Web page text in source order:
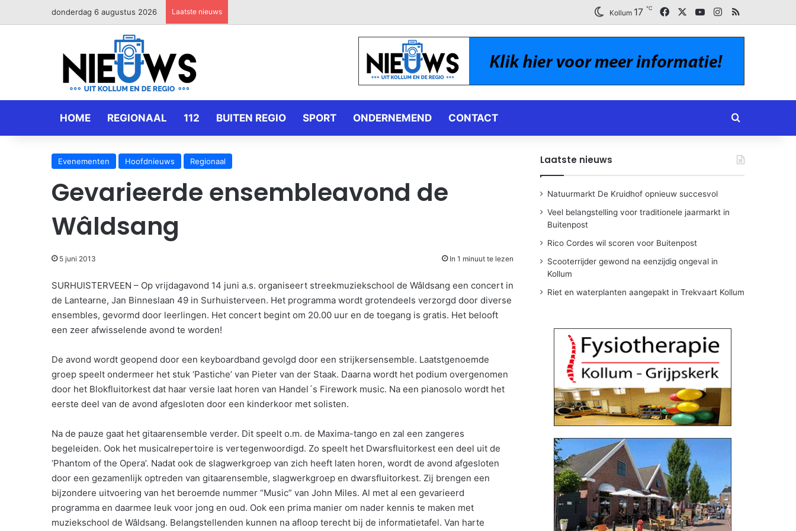
donderdag 6 augustus 2026 Laatste nieuws Kollum 17 ℃ FacebookYouTubeInstagram
RSS
HOME REGIONAAL 112 BUITEN REGIO SPORT ONDERNEMEND CONTACT Zoeken naar
Evenementen Hoofdnieuws Regionaal
Gevarieerde ensembleavond de
Wâldsang
5 juni 2013 In 1 minuut te lezen
SURHUISTERVEEN – Op vrijdagavond 14 juni a.s. organiseert streekmuziekschool de Wâldsang een concert in
de Lantearne, Jan Binneslaan 49 in Surhuisterveen. Het programma wordt grotendeels verzorgd door diverse
ensembles, gevormd door leerlingen. Het concert begint om 20.00 uur en de toegang is gratis. Het belooft
een zeer afwisselende avond te worden!
De avond wordt geopend door een keyboardband gevolgd door een strijkersensemble. Laatstgenoemde
groep speelt ondermeer het stuk ‘Pastiche’ van Pieter van der Staak. Daarna wordt het podium overgenomen
door het Blokfluitorkest dat haar versie laat horen van Handel´s Firework music. Na een pianosolo wordt het
eerste deel van de avond afgesloten door een kinderkoor met solisten.
Na de pauze gaat het gitaarensemble verder. Dit speelt o.m. de Maxima-tango en zal een zangeres
begeleiden. Ook het musicalrepertoire is vertegenwoordigd. Zo speelt het Dwarsfluitorkest een deel uit de
‘Phantom of the Opera’. Nadat ook de slagwerkgroep van zich heeft laten horen, wordt de avond afgesloten
door een gezamenlijk optreden van gitaarensemble, slagwerkgroep en dwarsfluitorkest. Zij brengen een
bijzondere uitvoering van het beroemde nummer “Music” van John Miles. Al met al een gevarieerd
programma en daarmee leuk voor jong en oud. Ook een prima manier om nader kennis te maken met
muziekschool de Wâldsang. Belangstellenden kunnen na afloop terecht bij de informatietafel. Van harte
Laatste nieuws
Natuurmarkt De Kruidhof opnieuw succesvol
Veel belangstelling voor traditionele jaarmarkt in
Buitenpost
Rico Cordes wil scoren voor Buitenpost
Scooterrijder gewond na eenzijdig ongeval in
Kollum
Riet en waterplanten aangepakt in Trekvaart Kollum